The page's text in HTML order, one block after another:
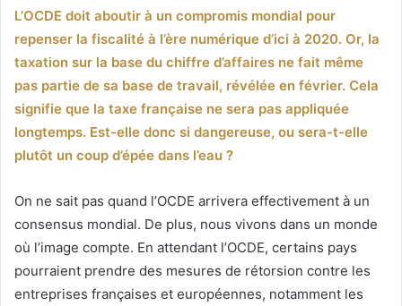
L’OCDE doit aboutir à un compromis mondial pour
repenser la fiscalité à l’ère numérique d’ici à 2020. Or, la
taxation sur la base du chiffre d’affaires ne fait même
pas partie de sa base de travail, révélée en février. Cela
signifie que la taxe française ne sera pas appliquée
longtemps. Est-elle donc si dangereuse, ou sera-t-elle
plutôt un coup d’épée dans l’eau ?
On ne sait pas quand l’OCDE arrivera effectivement à un
consensus mondial. De plus, nous vivons dans un monde
où l’image compte. En attendant l’OCDE, certains pays
pourraient prendre des mesures de rétorsion contre les
entreprises françaises et européennes, notamment les